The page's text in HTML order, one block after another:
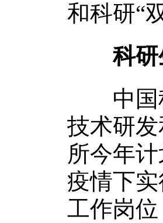
和科研“
科研生
中国科
技术研
所今年
疫情下
工作岗